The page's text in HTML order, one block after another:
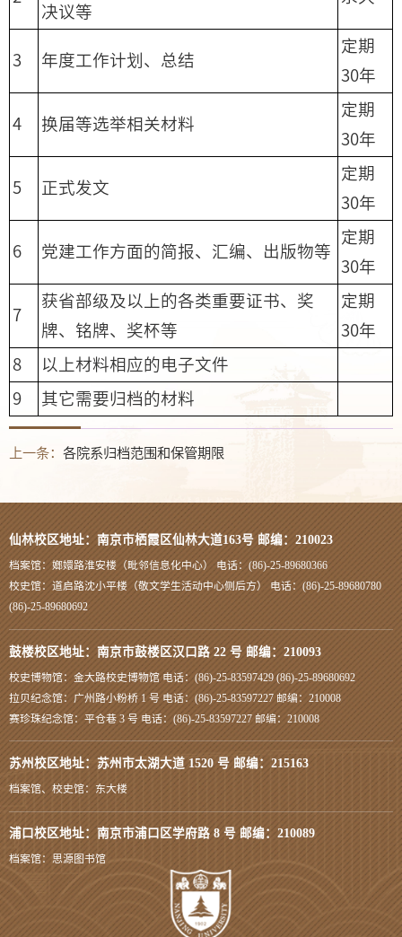
决议等
3 年度工作计划、总结
定期
30年
4 换届等选举相关材料
定期
30年
5 正式发文
定期
30年
6 党建工作方面的简报、汇编、出版物等
定期
30年
7
获省部级及以上的各类重要证书、奖
牌、铭牌、奖杯等
定期
30年
8 以上材料相应的电子文件
9 其它需要归档的材料
上一条： 各院系归档范围和保管期限
仙林校区地址：南京市栖霞区仙林大道163号 邮编：210023
档案馆：嫏嬛路淮安楼（毗邻信息化中心） 电话：(86)-25-89680366
校史馆：道启路沈小平楼（敬文学生活动中心侧后方） 电话：(86)-25-89680780
(86)-25-89680692
鼓楼校区地址：南京市鼓楼区汉口路 22 号 邮编：210093
校史博物馆：金大路校史博物馆 电话：(86)-25-83597429 (86)-25-89680692
拉贝纪念馆：广州路小粉桥 1 号 电话：(86)-25-83597227 邮编：210008
赛珍珠纪念馆：平仓巷 3 号 电话：(86)-25-83597227 邮编：210008
苏州校区地址：苏州市太湖大道 1520 号 邮编：215163
档案馆、校史馆：东大楼
浦口校区地址：南京市浦口区学府路 8 号 邮编：210089
档案馆：思源图书馆